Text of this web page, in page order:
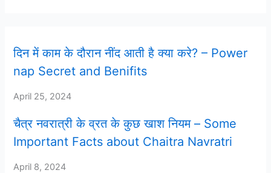
दिन में काम के दौरान नींद आती है क्या करे? – Power
nap Secret and Benifits
April 25, 2024
चैत्र नवरात्री के व्रत के कुछ खाश नियम – Some
Important Facts about Chaitra Navratri
April 8, 2024